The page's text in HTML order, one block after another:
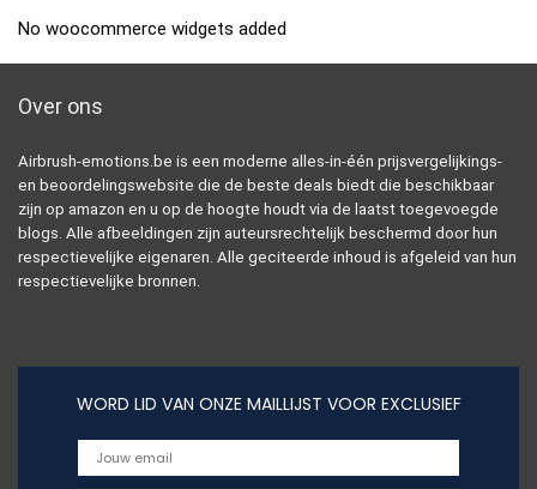
No woocommerce widgets added
Over ons
Airbrush-emotions.be is een moderne alles-in-één prijsvergelijkings-
en beoordelingswebsite die de beste deals biedt die beschikbaar
zijn op amazon en u op de hoogte houdt via de laatst toegevoegde
blogs. Alle afbeeldingen zijn auteursrechtelijk beschermd door hun
respectievelijke eigenaren. Alle geciteerde inhoud is afgeleid van hun
respectievelijke bronnen.
WORD LID VAN ONZE MAILLIJST VOOR EXCLUSIEF